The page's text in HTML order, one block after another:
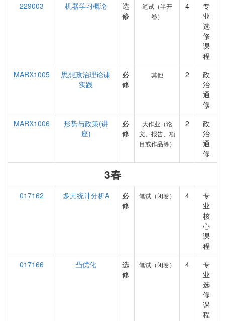
229003
机器学习概论
选
修
笔试（半开
卷）
4
专
业
选
修
课
程
MARX1005
思想政治理论课
实践
必
修
其他 2
政
治
通
修
MARX1006
形势与政策(讲
座)
必
修
大作业（论
文、报告、项
目或作品等）
2
政
治
通
修
3春
017162 多元统计分析A
必
修
笔试（闭卷） 4
专
业
核
心
课
程
017166
凸优化
选
修
笔试（闭卷） 4
专
业
选
修
课
程